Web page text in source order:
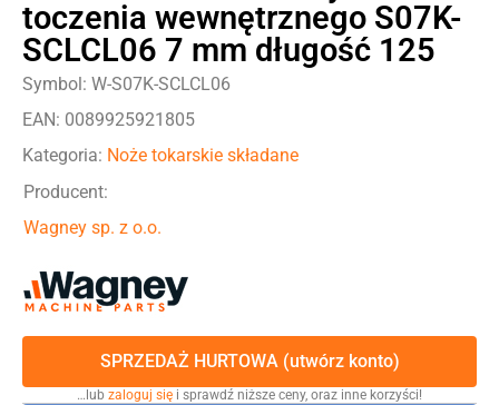
toczenia wewnętrznego S07K-
SCLCL06 7 mm długość 125
Symbol: W-S07K-SCLCL06
EAN: 0089925921805
Kategoria: Noże tokarskie składane
Producent:
Wagney sp. z o.o.
SPRZEDAŻ HURTOWA (utwórz konto)
…lub zaloguj się i sprawdź niższe ceny, oraz inne korzyści!